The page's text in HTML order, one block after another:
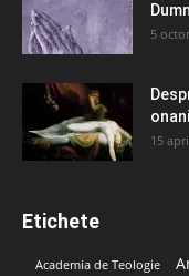
5
15
Etichete
Academia de Teologie